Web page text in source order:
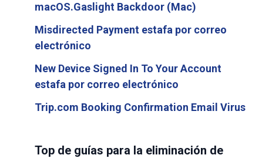
macOS.Gaslight Backdoor (Mac)
Misdirected Payment estafa por correo
electrónico
New Device Signed In To Your Account
estafa por correo electrónico
Trip.com Booking Confirmation Email Virus
Top de guías para la eliminación de